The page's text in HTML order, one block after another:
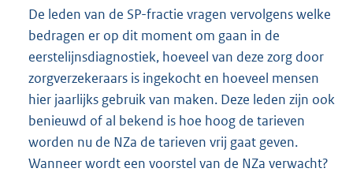
De leden van de SP-fractie vragen vervolgens welke
bedragen er op dit moment om gaan in de
eerstelijnsdiagnostiek, hoeveel van deze zorg door
zorgverzekeraars is ingekocht en hoeveel mensen
hier jaarlijks gebruik van maken. Deze leden zijn ook
benieuwd of al bekend is hoe hoog de tarieven
worden nu de NZa de tarieven vrij gaat geven.
Wanneer wordt een voorstel van de NZa verwacht?